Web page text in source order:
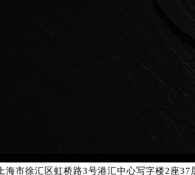
2026年8月萧邦全国官方售后客户服务热线：
萧邦官方全国统一服务热线400-885-0231，
北京市朝阳区建国门外大街甲6号华熙国际中
北京市东城区东长安街1号东方广场写字楼W3
天津市和平区赤峰道136号天津国际金融中心
上海市徐汇区虹桥路3号港汇中心写字楼2座
上海市黄浦区南京东路299号宏伊国际广场写